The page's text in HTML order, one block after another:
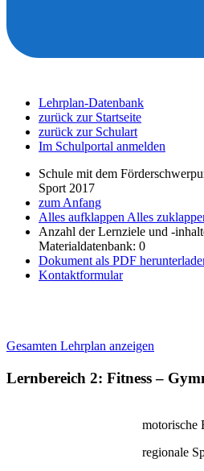
Lehrplan-Datenbank
zurück zur Startseite
zurück zur Schulart
Im Schulportal anmelden
Schule mit dem
Sport 2017
zum Anfang
Alles aufklappen Alles
Anzahl der Lernziele und -
Materialdatenbank: 0
Dokument als PDF
Kontaktformular
Gesamten Lehrplan anzeigen
Lernbereich 2: Fitness –
motorische
regionale